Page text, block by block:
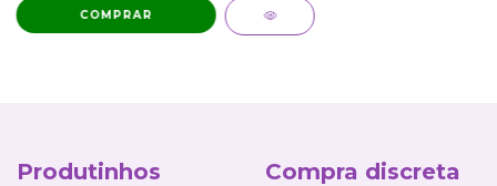
COMPRAR
Produtinhos Compra discreta